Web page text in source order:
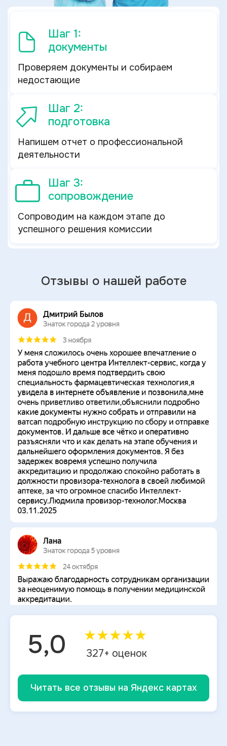
Шаг 1:
документы
Проверяем документы и собираем
недостающие
Шаг 2:
подготовка
Напишем отчет о профессиональной
деятельности
Шаг 3:
сопровождение
Сопроводим на каждом этапе до
успешного решения комиссии
Отзывы о нашей работе
5,0 ★★★★★
327+ оценок
Читать все отзывы на Яндекс картах